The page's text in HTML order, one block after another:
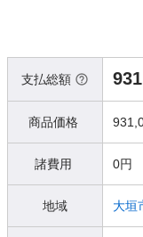
支払総額
商品価格
諸費用 0円
地域 大垣